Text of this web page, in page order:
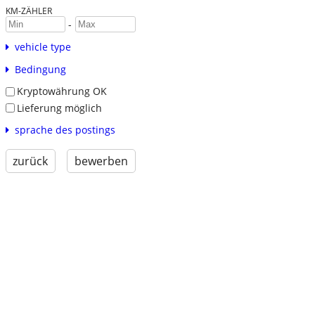
KM-ZÄHLER
-
vehicle type
Bedingung
Kryptowährung OK
Lieferung möglich
sprache des postings
zurück bewerben